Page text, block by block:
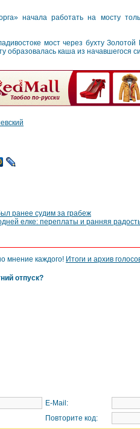
начала работать на мосту
мост через бухту
образовалась каша из начавшегося
ранее судим за грабеж
елке: переплаты и ранняя
мнение каждого! Итоги и архив
отпуск?
E-Mail:
Повторите код: